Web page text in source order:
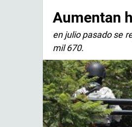
Aumentan
en julio pasado se
mil 670.